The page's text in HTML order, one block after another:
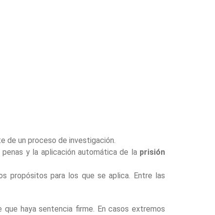
de un proceso de investigación.
y la aplicación automática de la prisión
propósitos para los que se aplica. Entre las
haya sentencia firme. En casos extremos